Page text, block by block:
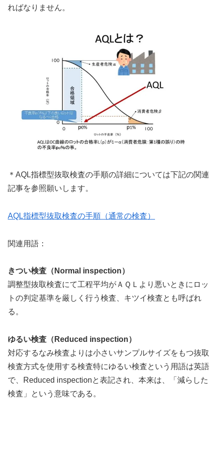
ればなりません。
＊ AQL指標型抜取検査の手順の詳細については下記の関連
記事を参照願いします。
AQL指標型抜取検査の手順（通常の検査）
関連用語：
きつい検査（Normal inspection）
調整型抜取検査にて工程平均がＡＱＬより悪いときにロッ
トの判定基準を厳しく行う検査、キツイ検査とも呼ばれ
る。
ゆるい検査（Reduced inspection）
対応するなみ検査よりは小さいサンプルサイズをもつ抜取
検査方式を使用する検査特にゆるい検査という用語は英語
で、Reduced inspectionと表記され、本来は、「減らした
検査」という意味である。